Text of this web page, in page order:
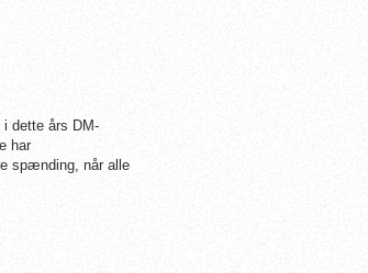
dette års DM-
har
spænding, når alle